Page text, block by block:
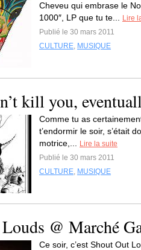
Cheveu qui embrase le
1000″, LP que tu te...
Lire
Publié le 30 mars 2011
CULTURE, MUSIQUE
kill you,
Comme tu as
t’endormir le soir, s’était
motrice,...
Lire la suite
Publié le 30 mars 2011
CULTURE, MUSIQUE
@ Marché
Ce soir, c’est Shout Out